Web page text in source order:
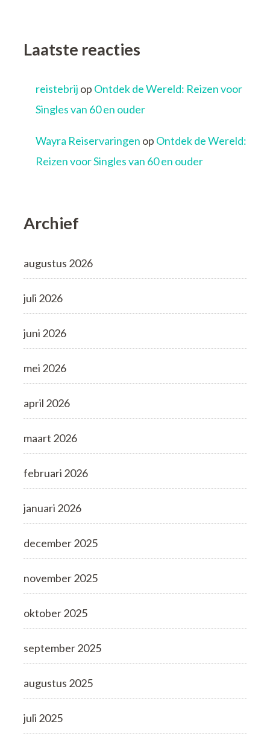
Laatste reacties
reistebrij op Ontdek de Wereld: Reizen voor
Singles van 60 en ouder
Wayra Reiservaringen op Ontdek de Wereld:
Reizen voor Singles van 60 en ouder
Archief
augustus 2026
juli 2026
juni 2026
mei 2026
april 2026
maart 2026
februari 2026
januari 2026
december 2025
november 2025
oktober 2025
september 2025
augustus 2025
juli 2025